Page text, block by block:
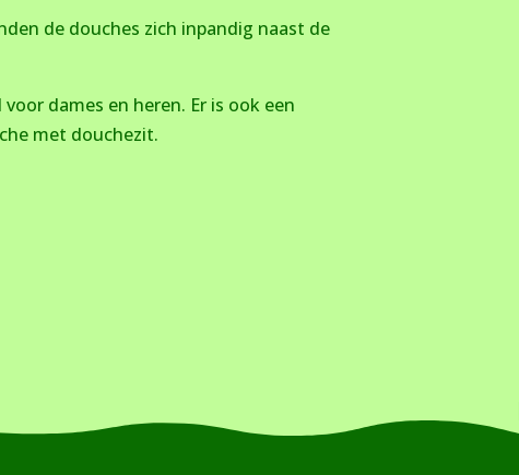
de douches zich inpandig naast de
dames en heren. Er is ook een
met douchezit.